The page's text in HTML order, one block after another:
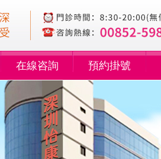
在線咨詢 預約掛號